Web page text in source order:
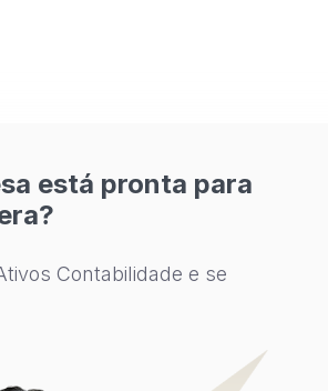
está pronta para
Contabilidade e se